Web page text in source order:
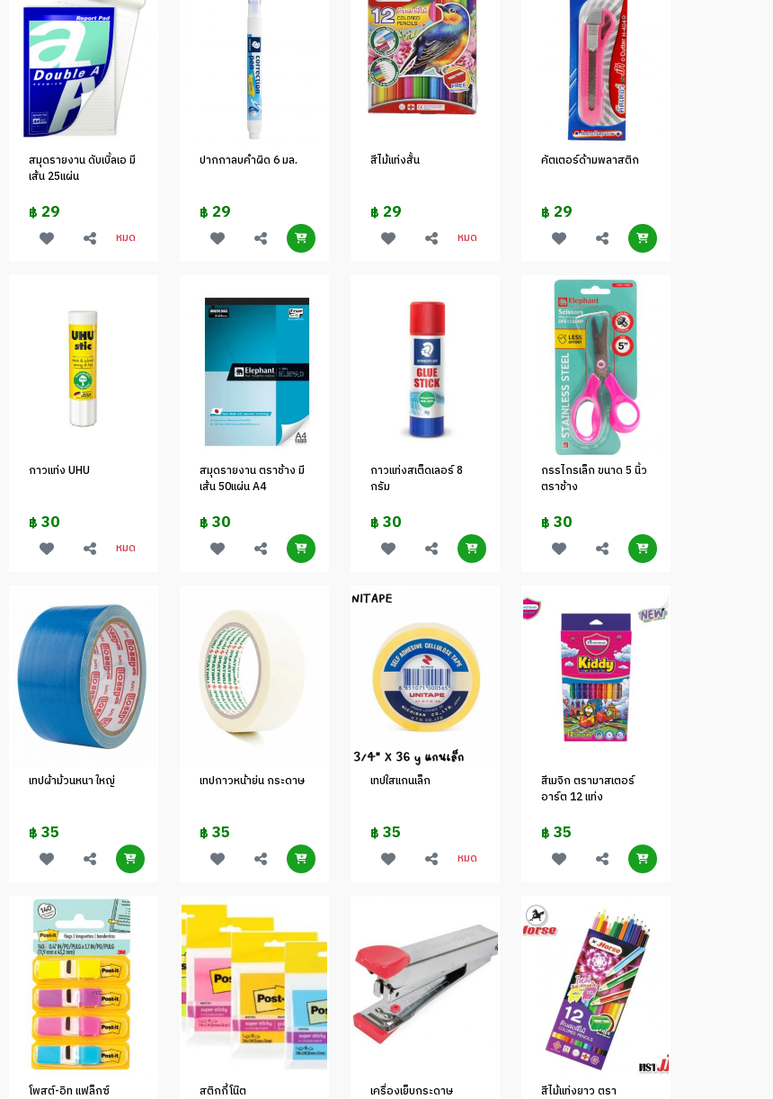
สมุดรายงาน ดับเบิ้ลเอ มี
เส้น 25แผ่น
฿ 29
หมด
ปากกาลบคำผิด 6 มล.
฿ 29
สีไม้แท่งสั้น
฿ 29
หมด
คัตเตอร์ด้ามพลาสติก
฿ 29
กาวแท่ง UHU
฿ 30
หมด
สมุดรายงาน ตราช้าง มี
เส้น 50แผ่น A4
฿ 30
กาวแท่งสเต็ดเลอร์ 8
กรัม
฿ 30
กรรไกรเล็ก ขนาด 5 นิ้ว
ตราช้าง
฿ 30
เทปผ้าม้วนหนา ใหญ่
฿ 35
เทปกาวหน้าย่น กระดาษ
฿ 35
เทปใสแกนเล็ก
฿ 35
หมด
สีเมจิก ตรามาสเตอร์
อาร์ต 12 แท่ง
฿ 35
โพสต์-อิท แฟล็กซ์ สติกกี้โน๊ต เครื่องเย็บกระดาษ สีไม้แท่งยาว ตรา